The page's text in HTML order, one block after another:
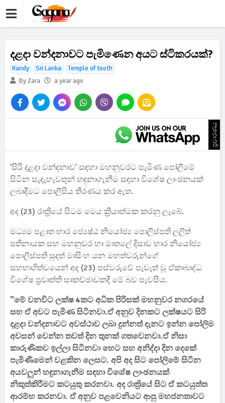
දළදා වන්දනාවට පැමිණෙන අයට ස්ටිකරයක්?
Kandy Sri Lanka
Temple of tooth
By Zara
a year ago
ප්‍රචාරණය
'සිරි දළදා වන්දනාව' සඳහා මහනුවරට පැමිණ පෝලිමේ
සිටින සැදැහැවතුන් හඳුනාගැනීම සඳහා විශේෂ ලාංඡනයක්
ලබාදීමට පොලීසිය තීරණය කර ඇත.
අද (23) රාත්‍රියේ සිටම මෙය ක්‍රියාත්මක කරනු ලැබේ.
මධ්‍යම පළාත භාර ජ්‍යෙෂ්ඨ නියෝජ්‍ය පොලිස්පති ලලිත්
පතිනායක සහ මහනුවර හා මාතලේ දිසාව භාර නියෝජ්‍ය
පොලිස්පති සුදත් මාසිංහ යන මහත්වරුන්ගේ
සහභාගිත්වයෙන් අද (23) පස්වරුවේ පැවැත් වූ ඒකාබාද්ධ
විශේෂ ප්‍රවෘත්ති සාකච්ඡාවකදී මේ බව පැවසීය.
"මේ වනවිට ලක්ෂ 4කට අධික පිරිසක් මහනුවර නගරයේ
සහ ඒ අවට පැමිණ සිටිනවා.ඒ අනුව දිනකට ලක්ෂයට සිරි
දළදා වන්දනාවට අවස්ථාව ලබා දුන්නත් දැනට ඉන්න පෝලිම
අවසන් වෙන්න තවත් දින තුනක් ගතවෙනවා.ඒ නිසා
කාරුණිකව ඉල්ලා සිටිනවා හෙට සහ අනිද්දා දින දෙකේ
පැමිණීමෙන් වළකින ලෙසට. අපි අද සිට පෝලිමේ සිටින
අයවලුන් හඳුනාගැනීම සඳහා විශේෂ ලාංඡනයක්
නිකුත්කිරීමට කටයුතු කරනවා. අද රාත්‍රියේ සිට ඒ කටයුත්ත
ආරම්භ කරනවා. ඒ අනුව පළවෙනියට ආපු මහජනතාවට